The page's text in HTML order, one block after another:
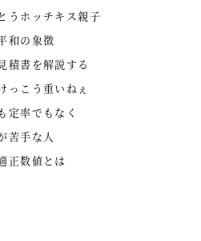
うホッチキス親子
和の象徴
積書を解説する
っこう重いねぇ
定率でもなく
苦手な人
正数値とは